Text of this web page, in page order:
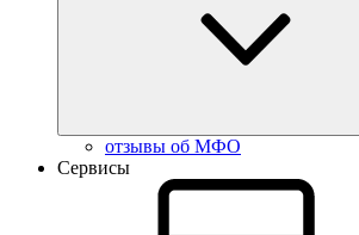
отзывы об МФО
Сервисы